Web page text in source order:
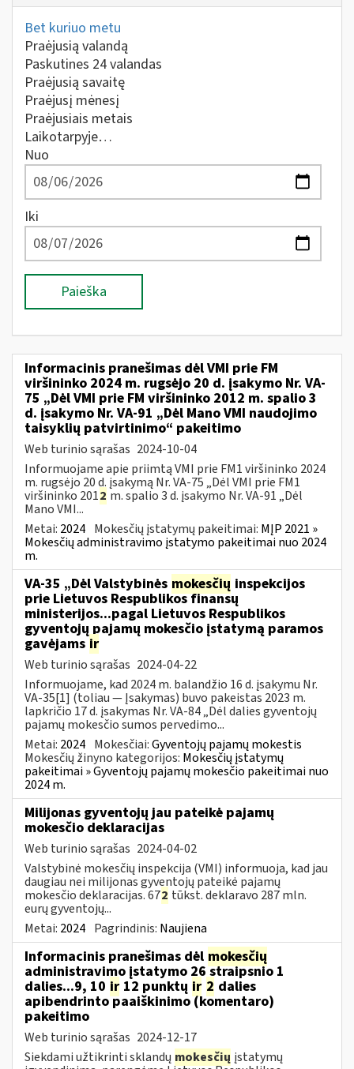
Bet kuriuo metu
Praėjusią valandą
Paskutines 24 valandas
Praėjusią savaitę
Praėjusį mėnesį
Praėjusiais metais
Laikotarpyje…
Nuo
Iki
Paieška
Informacinis pranešimas dėl VMI prie FM
viršininko 2024 m. rugsėjo 20 d. įsakymo Nr. VA-
75 „Dėl VMI prie FM viršininko 2012 m. spalio 3
d. įsakymo Nr. VA-91 „Dėl Mano VMI naudojimo
taisyklių patvirtinimo“ pakeitimo
Web turinio sąrašas 2024-10-04
Informuojame apie priimtą VMI prie FM1 viršininko 2024
m. rugsėjo 20 d. įsakymą Nr. VA-75 „Dėl VMI prie FM1
viršininko 2012 m. spalio 3 d. įsakymo Nr. VA-91 „Dėl
Mano VMI...
Metai: 2024 Mokesčių įstatymų pakeitimai: MĮP 2021 »
Mokesčių administravimo įstatymo pakeitimai nuo 2024
m.
VA-35 „Dėl Valstybinės mokesčių inspekcijos
prie Lietuvos Respublikos finansų
ministerijos...pagal Lietuvos Respublikos
gyventojų pajamų mokesčio įstatymą paramos
gavėjams ir
Web turinio sąrašas 2024-04-22
Informuojame, kad 2024 m. balandžio 16 d. įsakymu Nr.
VA-35[1] (toliau — Įsakymas) buvo pakeistas 2023 m.
lapkričio 17 d. įsakymas Nr. VA-84 „Dėl dalies gyventojų
pajamų mokesčio sumos pervedimo...
Metai: 2024 Mokesčiai:Gyventojų pajamų mokestis
Mokesčių žinyno kategorijos: Mokesčių įstatymų
pakeitimai » Gyventojų pajamų mokesčio pakeitimai nuo
2024 m.
Milijonas gyventojų jau pateikė pajamų
mokesčio deklaracijas
Web turinio sąrašas 2024-04-02
Valstybinė mokesčių inspekcija (VMI) informuoja, kad jau
daugiau nei milijonas gyventojų pateikė pajamų
mokesčio deklaracijas. 672 tūkst. deklaravo 287 mln.
eurų gyventojų...
Metai: 2024 Pagrindinis: Naujiena
Informacinis pranešimas dėl mokesčių
administravimo įstatymo 26 straipsnio 1
dalies...9, 10 ir 12 punktų ir 2 dalies
apibendrinto paaiškinimo (komentaro)
pakeitimo
Web turinio sąrašas 2024-12-17
Siekdami užtikrinti sklandų mokesčių įstatymų